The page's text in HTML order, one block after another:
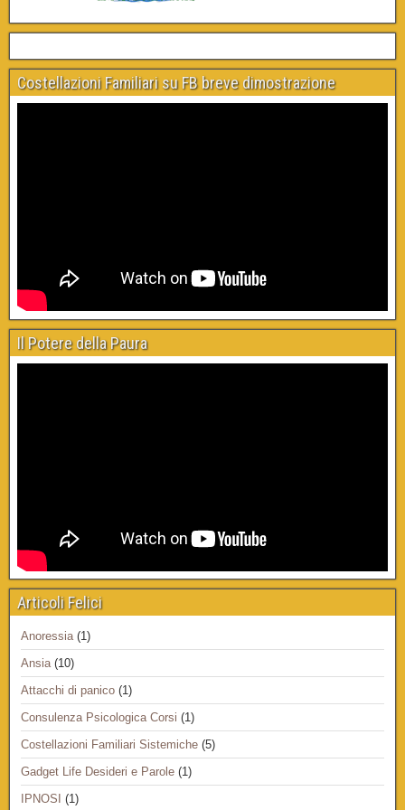
Costellazioni Familiari su FB breve dimostrazione
Il Potere della Paura
Articoli Felici
Anoressia(1)
Ansia(10)
Attacchi di panico (1)
Consulenza Psicologica Corsi (1)
Costellazioni Familiari Sistemiche (5)
Gadget Life Desideri e Parole (1)
IPNOSI (1)